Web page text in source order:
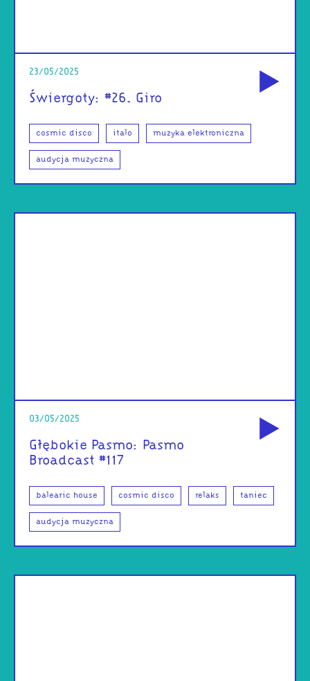
23/05/2025
Świergoty: #26. Giro
cosmic disco italo muzyka elektroniczna
audycja muzyczna
03/05/2025
Głębokie Pasmo: Pasmo
Broadcast #117
balearic house cosmic disco relaks taniec
audycja muzyczna